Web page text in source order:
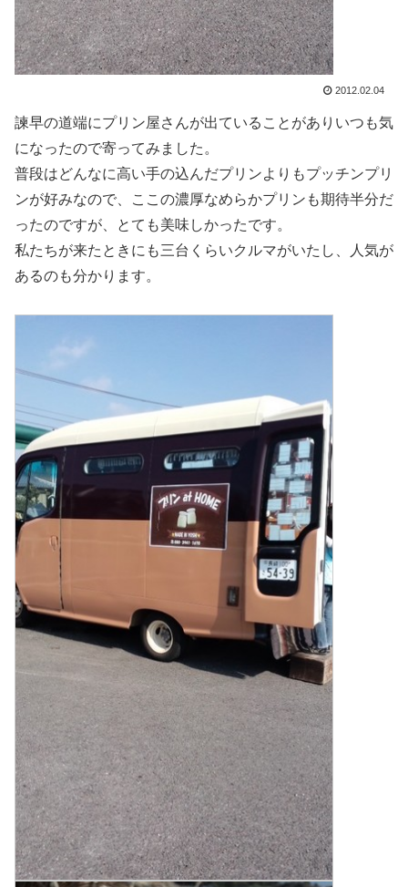
2012.02.04
諫早の道端にプリン屋さんが出ていることがありいつも気
になったので寄ってみました。
普段はどんなに高い手の込んだプリンよりもプッチンプリ
ンが好みなので、ここの濃厚なめらかプリンも期待半分だ
ったのですが、とても美味しかったです。
私たちが来たときにも三台くらいクルマがいたし、人気が
あるのも分かります。